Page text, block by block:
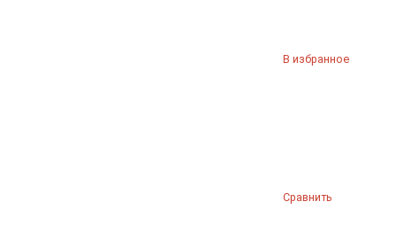
В избранное
Сравнить